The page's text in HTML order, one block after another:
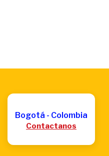
Bogotá - Colombia
Contactanos